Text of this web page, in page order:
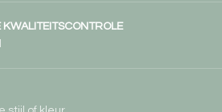
KWALITEITSCONTROLE